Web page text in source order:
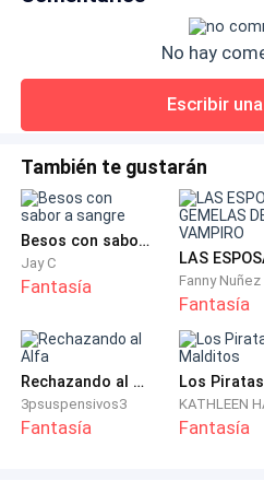
cuerpo.Nunca en mi vida viví
anonadado.Edificios enteros
proyectiles ígneos, lanzados
Explosiones, sangre y
no es solo un asedio, es una
tragó con pesadez.—Es un
Piensa exterminar a los &aac
No hay
Escribir
También te gustarán
Besos con sabor a sangre
Jay C
Fantasía Fanny Nuñez
Fantasía
Rechazando al Alfa
3psuspensivos3
Fantasía
KATHLEEN
Fantasía